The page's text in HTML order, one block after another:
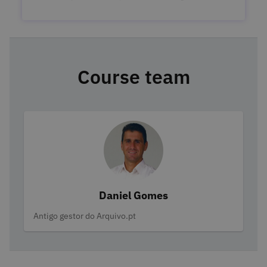
Course team
Daniel Gomes
Categories
Antigo gestor do Arquivo.pt